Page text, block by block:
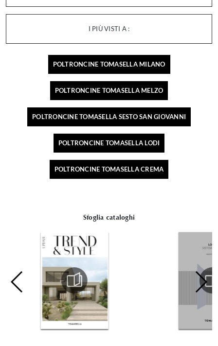
I PIÙ VISTI A :
POLTRONCINE TOMASELLA MILANO
POLTRONCINE TOMASELLA MELZO
POLTRONCINE TOMASELLA SESTO SAN GIOVANNI
POLTRONCINE TOMASELLA LODI
POLTRONCINE TOMASELLA CREMA
Sfoglia cataloghi